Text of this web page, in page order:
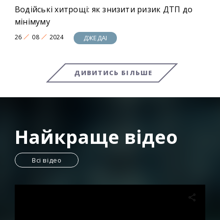
Водійські хитрощі: як знизити ризик ДТП до
мінімуму
26 08 2024 ДЖЕДАІ
ДИВИТИСЬ БІЛЬШЕ
Найкраще відео
Всі відео